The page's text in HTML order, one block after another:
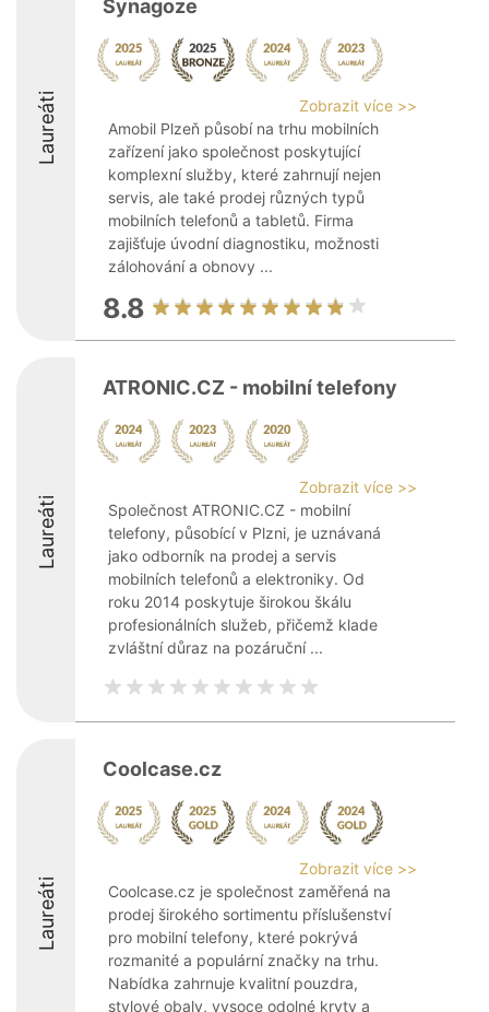
Laureáti
Synagoze
Zobrazit více >>
Amobil Plzeň působí na trhu mobilních
zařízení jako společnost poskytující
komplexní služby, které zahrnují nejen
servis, ale také prodej různých typů
mobilních telefonů a tabletů. Firma
zajišťuje úvodní diagnostiku, možnosti
zálohování a obnovy ...
8.8
Laureáti
ATRONIC.CZ - mobilní telefony
Zobrazit více >>
Společnost ATRONIC.CZ - mobilní
telefony, působící v Plzni, je uznávaná
jako odborník na prodej a servis
mobilních telefonů a elektroniky. Od
roku 2014 poskytuje širokou škálu
profesionálních služeb, přičemž klade
zvláštní důraz na pozáruční ...
Laureáti
Coolcase.cz
Zobrazit více >>
Coolcase.cz je společnost zaměřená na
prodej širokého sortimentu příslušenství
pro mobilní telefony, které pokrývá
rozmanité a populární značky na trhu.
Nabídka zahrnuje kvalitní pouzdra,
stylové obaly, vysoce odolné kryty a